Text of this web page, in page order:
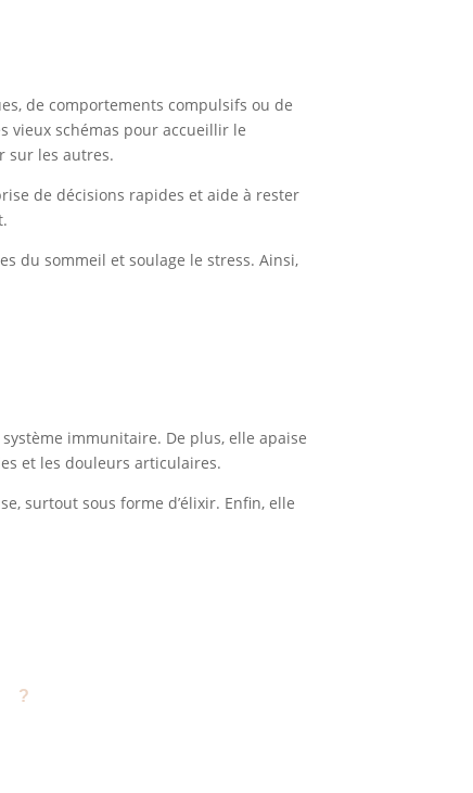
de comportements compulsifs ou de
vieux schémas pour accueillir le
sur les autres.
de décisions rapides et aide à rester
du sommeil et soulage le stress. Ainsi,
immunitaire. De plus, elle apaise
et les douleurs articulaires.
surtout sous forme d’élixir. Enfin, elle
?